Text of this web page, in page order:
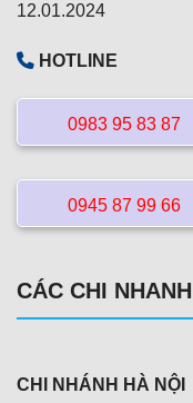
12.01.2024
HOTLINE
0983 95 83 87
0945 87 99 66
CÁC CHI NHANH
CHI NHÁNH HÀ NỘI